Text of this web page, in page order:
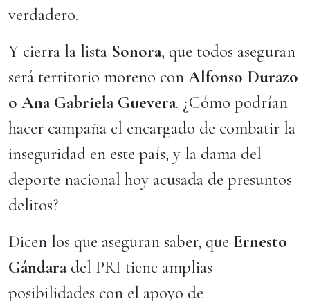
verdadero.
Y cierra la lista Sonora, que todos aseguran
será territorio moreno con Alfonso Durazo
o Ana Gabriela Guevera. ¿Cómo podrían
hacer campaña el encargado de combatir la
inseguridad en este país, y la dama del
deporte nacional hoy acusada de presuntos
delitos?
Dicen los que aseguran saber, que Ernesto
Gándaradel PRI tiene amplias
posibilidades con el apoyo de